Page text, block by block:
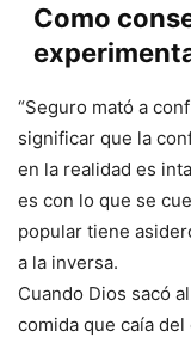
Como
“Seguro mató a
significar que la
en la realidad es
es con lo que se
popular tiene
a la inversa.
Cuando Dios sacó
comida que caía